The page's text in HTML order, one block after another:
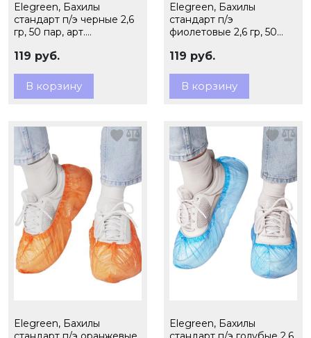
Elegreen, Бахилы
стандарт п/э черные 2,6
гр, 50 пар, арт.
119 руб.
В корзину
Elegreen, Бахилы
стандарт п/э
фиолетовые 2,6 гр, 50
119 руб.
В корзину
Elegreen, Бахилы
Elegreen, Бахилы